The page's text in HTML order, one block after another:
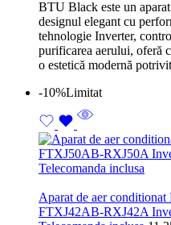
BTU Black este un
designul elegant cu
tehnologie Inverter,
purificarea aerului, oferă
o estetică modernă
-10%Limitat
Aparat de aer
FTXJ42AB-RXJ42A